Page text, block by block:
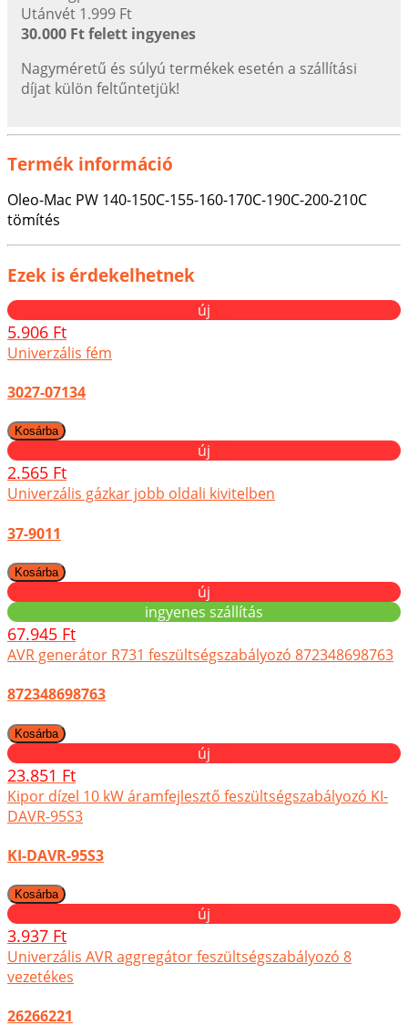
Utánvét 1.999 Ft
30.000 Ft felett ingyenes
Nagyméretű és súlyú termékek esetén a szállítási
díjat külön feltűntetjük!
Termék információ
Oleo-Mac PW 140-150C-155-160-170C-190C-200-210C
tömítés
Ezek is érdekelhetnek
új
5.906 Ft
Univerzális fém
3027-07134
új
2.565 Ft
Univerzális gázkar jobb oldali kivitelben
37-9011
új
ingyenes szállítás
67.945 Ft
AVR generátor R731 feszültségszabályozó 872348698763
872348698763
új
23.851 Ft
Kipor dízel 10 kW áramfejlesztő feszültségszabályozó KI-
DAVR-95S3
KI-DAVR-95S3
új
3.937 Ft
Univerzális AVR aggregátor feszültségszabályozó 8
vezetékes
26266221